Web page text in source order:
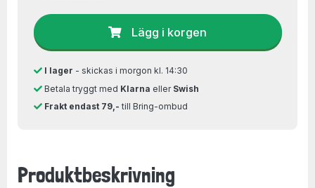
Lägg i korgen
I lager - skickas i morgon kl. 14:30
Betala tryggt med Klarna eller Swish
Frakt endast 79,- till Bring-ombud
Produktbeskrivning